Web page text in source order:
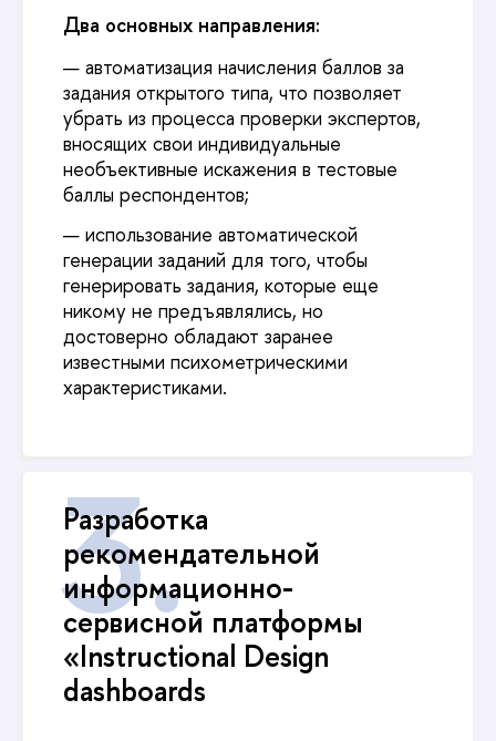
Два основных направления:
автоматизация начисления баллов за
задания открытого типа, что позволяет
убрать из процесса проверки экспертов,
вносящих свои индивидуальные
необъективные искажения в тестовые
баллы респондентов;
использование автоматической
генерации заданий для того, чтобы
генерировать задания, которые еще
никому не предъявлялись, но
достоверно обладают заранее
известными психометрическими
характеристиками.
Разработка
рекомендательной
информационно-
сервисной платформы
«Instructional Design
dashboards